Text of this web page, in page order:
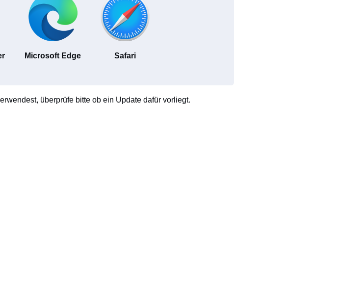
Microsoft Edge Safari
überprüfe bitte ob ein Update dafür vorliegt.